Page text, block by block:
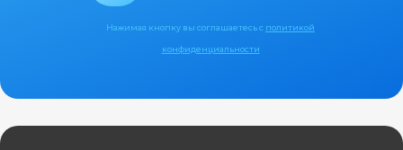
Нажимая кнопку вы соглашаетесь с политикой
конфиденциальности